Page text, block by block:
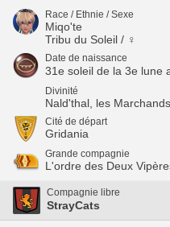
Race / Ethnie / Sexe
Miqo'te
Tribu du Soleil / ♀
Date de naissance
31e soleil de la 3e lune
Divinité
Nald'thal, les Marchands
Cité de départ
Gridania
Grande compagnie
L'ordre des Deux
Compagnie libre
StrayCats